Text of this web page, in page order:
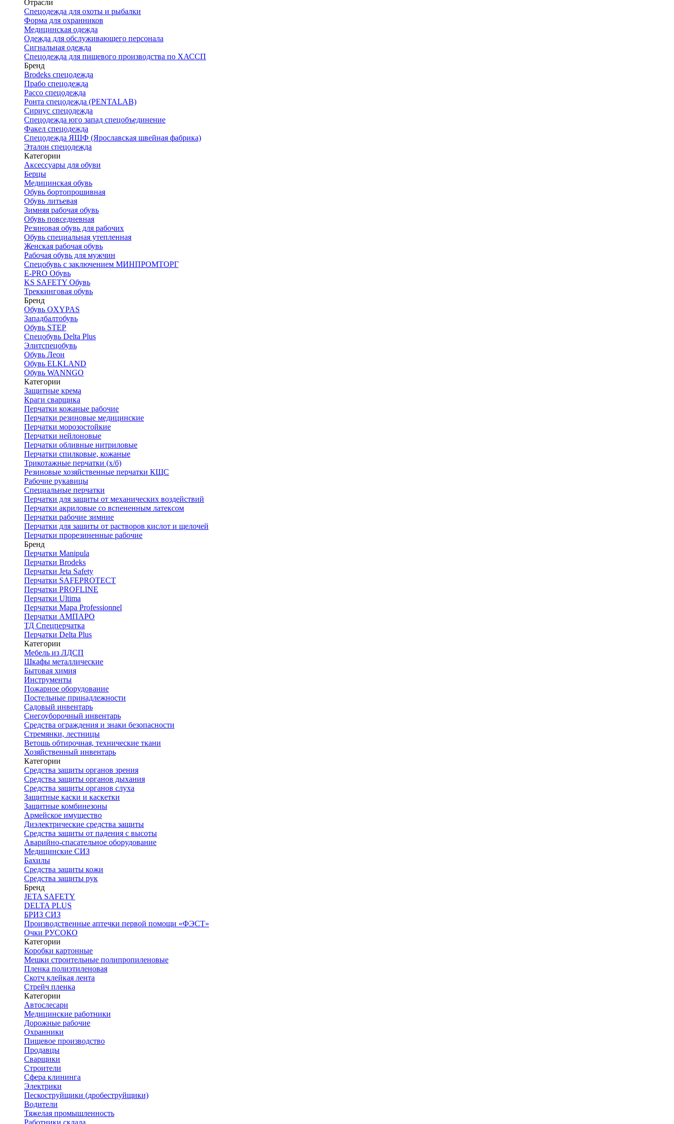
Отрасли
Спецодежда для охоты и рыбалки
Форма для охранников
Медицинская одежда
Одежда для обслуживающего персонала
Сигнальная одежда
Спецодежда для пищевого производства по ХАССП
Бренд
Brodeks спецодежда
Прабо спецодежда
Рассо спецодежда
Ронта спецодежда (PENTALAB)
Сириус спецодежда
Спецодежда юго запад спецобъединение
Факел спецодежда
Спецодежда ЯШФ (Ярославская швейная фабрика)
Эталон спецодежда
Категории
Аксессуары для обуви
Берцы
Медицинская обувь
Обувь бортопрошивная
Обувь литьевая
Зимняя рабочая обувь
Обувь повседневная
Резиновая обувь для рабочих
Обувь специальная утепленная
Женская рабочая обувь
Рабочая обувь для мужчин
Спецобувь с заключением МИНПРОМТОРГ
E-PRO Обувь
KS SAFETY Обувь
Треккинговая обувь
Бренд
Обувь OXYPAS
Западбалтобувь
Обувь STEP
Спецобувь Delta Plus
Элитспецобувь
Обувь Леон
Обувь ELKLAND
Обувь WANNGO
Категории
Защитные крема
Краги сварщика
Перчатки кожаные рабочие
Перчатки резиновые медицинские
Перчатки морозостойкие
Перчатки нейлоновые
Перчатки обливные нитриловые
Перчатки спилковые, кожаные
Трикотажные перчатки (х/б)
Резиновые хозяйственные перчатки КЩС
Рабочие рукавицы
Специальные перчатки
Перчатки для защиты от механических воздействий
Перчатки акриловые со вспененным латексом
Перчатки рабочие зимние
Перчатки для защиты от растворов кислот и щелочей
Перчатки прорезиненные рабочие
Бренд
Перчатки Manipula
Перчатки Brodeks
Перчатки Jeta Safety
Перчатки SAFEPROTECT
Перчатки PROFLINE
Перчатки Ultima
Перчатки Мара Professionnel
Перчатки АМПАРО
ТД Спецперчатка
Перчатки Delta Plus
Категории
Мебель из ЛДСП
Шкафы металлические
Бытовая химия
Инструменты
Пожарное оборудование
Постельные принадлежности
Садовый инвентарь
Снегоуборочный инвентарь
Средства ограждения и знаки безопасности
Стремянки, лестницы
Ветошь обтирочная, технические ткани
Хозяйственный инвентарь
Категории
Средства защиты органов зрения
Средства защиты органов дыхания
Средства защиты органов слуха
Защитные каски и каскетки
Защитные комбинезоны
Армейское имущество
Диэлектрические средства защиты
Средства защиты от падения с высоты
Аварийно-спасательное оборудование
Медицинские СИЗ
Бахилы
Средства защиты кожи
Средства защиты рук
Бренд
JETA SAFETY
DELTA PLUS
БРИЗ СИЗ
Производственные аптечки первой помощи «ФЭСТ»
Очки РУСОКО
Категории
Коробки картонные
Мешки строительные полипропиленовые
Пленка полиэтиленовая
Скотч клейкая лента
Стрейч пленка
Категории
Автослесари
Медицинские работники
Дорожные рабочие
Охранники
Пищевое производство
Продавцы
Сварщики
Строители
Сфера клининга
Электрики
Пескоструйщики (дробеструйщики)
Водители
Тяжелая промышленность
Работники склада